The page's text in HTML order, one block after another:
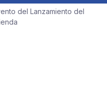
del Lanzamiento del